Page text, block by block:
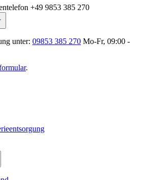
+49 9853 385 270
unter: 09853 385 270 Mo-Fr, 09:00 -
.